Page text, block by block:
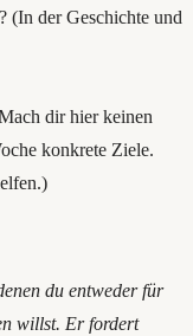
(In der Geschichte und
dir hier keinen
konkrete Ziele.
du entweder für
willst. Er fordert